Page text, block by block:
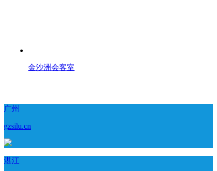
金沙洲会客室
广州
gzsilu.cn
湛江